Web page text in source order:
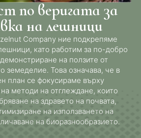
по веригата за
на лешници
Company ние подкрепяме
като работим за по-добро
на ползите от
земеделие. Това означава, че в
план се фокусираме върху
методи на отглеждане, които
на здравето на почвата,
на използването на
на биоразнообразието.